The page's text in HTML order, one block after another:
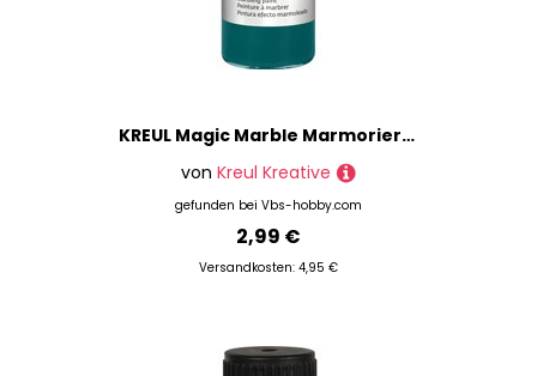
KREUL Magic Marble Marmorierfarbe - Türkis
von Kreul Kreative
gefunden bei Vbs-hobby.com
2,99 €
Versandkosten: 4,95 €